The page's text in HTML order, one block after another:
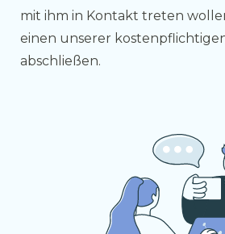
mit ihm in Kontakt treten
einen unserer
abschließen.